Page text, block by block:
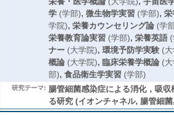
学(学部), 微生物学実習(学部), 栄
学院), 栄養カウンセリング論(学
栄養教育論実習(学部), 栄養英語(
ナー(大学院), 環境予防学実験(大
概論(大学院), 臨床栄養学概論(大
部), 食品衛生学実習(学部)
研究テーマ: 腸管細菌感染症による消化，吸
る研究 (イオンチャネル, 腸管細